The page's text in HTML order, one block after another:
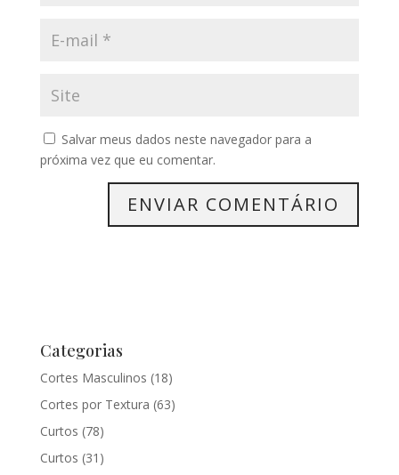
Salvar meus dados neste navegador para a
próxima vez que eu comentar.
Categorias
Cortes Masculinos (18)
Cortes por Textura (63)
Curtos (78)
Curtos (31)